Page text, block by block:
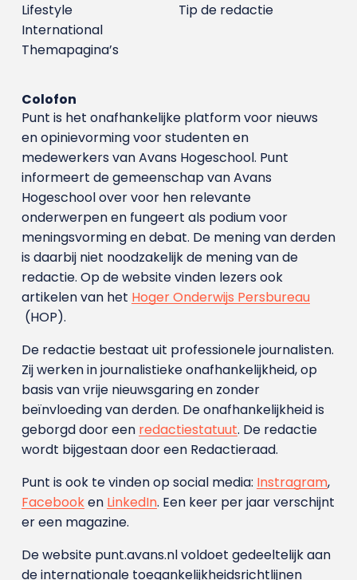
Tip de redactie
Lifestyle
International
Themapagina’s
Colofon
Punt is het onafhankelijke platform voor nieuws
en opinievorming voor studenten en
medewerkers van Avans Hoge­school. Punt
informeert de gemeenschap van Avans
Hogeschool over voor hen relevante
onderwerpen en fungeert als podium voor
meningsvorming en debat. De mening van derden
is daarbij niet noodzakelijk de mening van de
redactie. Op de website vinden lezers ook
artikelen van het Hoger Onderwijs Persbureau
(HOP).
De redactie bestaat uit professionele journalisten.
Zij werken in journalistieke onafhankelijkheid, op
basis van vrije nieuwsgaring en zonder
beïnvloeding van derden. De onafhankelijkheid is
geborgd door een redactiestatuut. De redactie
wordt bijgestaan door een Redactieraad.
Punt is ook te vinden op social media: Instragram,
Facebooken LinkedIn. Een keer per jaar verschijnt
er een magazine.
De website punt.avans.nl voldoet gedeeltelijk aan
de internationale toegankelijkheidsrichtlijnen